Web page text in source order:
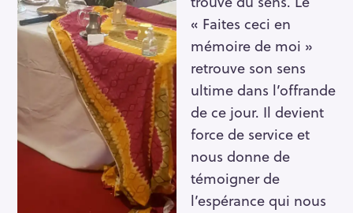
« Faites ceci en
mémoire de moi »
retrouve son sens
ultime dans l’offrande
de ce jour. Il devient
force de service et
nous donne de
témoigner de
l’espérance qui nous